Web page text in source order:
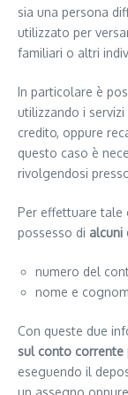
sia una persona
utilizzato per
familiari o altri
In particolare è
utilizzando i
credito, oppure
questo caso è
rivolgendosi
Per effettuare tale
possesso di alcuni
numero del
nome e
Con queste due
sul conto corrente
eseguendo il
un assegno